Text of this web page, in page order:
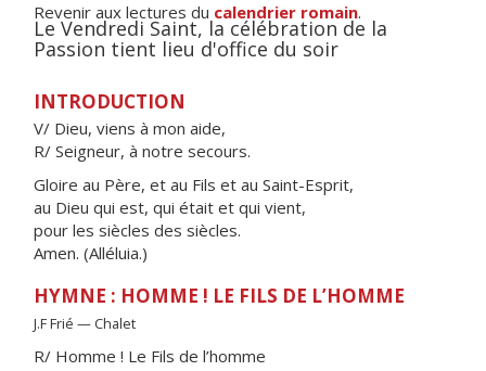
Revenir aux lectures du calendrier romain.
Le Vendredi Saint, la célébration de la
Passion tient lieu d'office du soir
INTRODUCTION
V/ Dieu, viens à mon aide,
R/ Seigneur, à notre secours.
Gloire au Père, et au Fils et au Saint-Esprit,
au Dieu qui est, qui était et qui vient,
pour les siècles des siècles.
Amen. (Alléluia.)
HYMNE : HOMME ! LE FILS DE L’HOMME
J.F Frié — Chalet
R/ Homme ! Le Fils de l’homme